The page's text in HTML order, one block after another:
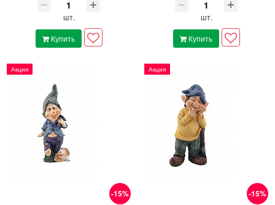
шт.
Купить
шт.
Купить
-15%
Акция
-15%
Акция